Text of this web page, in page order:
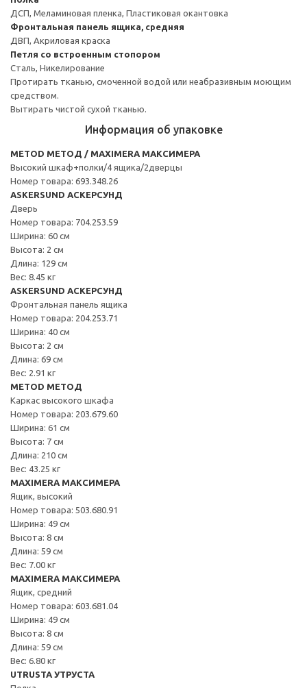
ДСП, Меламиновая пленка, Пластиковая окантовка
Фронтальная панель ящика, средняя
ДВП, Акриловая краска
Петля со встроенным стопором
Сталь, Никелирование
Протирать тканью, смоченной водой или неабразивным моющим
средством.
Вытирать чистой сухой тканью.
Информация об упаковке
METOD МЕТОД / MAXIMERA МАКСИМЕРА
Высокий шкаф+полки/4 ящика/2дверцы
Номер товара: 693.348.26
ASKERSUND АСКЕРСУНД
Дверь
Номер товара: 704.253.59
Ширина: 60 см
Высота: 2 см
Длина: 129 см
Вес: 8.45 кг
ASKERSUND АСКЕРСУНД
Фронтальная панель ящика
Номер товара: 204.253.71
Ширина: 40 см
Высота: 2 см
Длина: 69 см
Вес: 2.91 кг
METOD МЕТОД
Каркас высокого шкафа
Номер товара: 203.679.60
Ширина: 61 см
Высота: 7 см
Длина: 210 см
Вес: 43.25 кг
MAXIMERA МАКСИМЕРА
Ящик, высокий
Номер товара: 503.680.91
Ширина: 49 см
Высота: 8 см
Длина: 59 см
Вес: 7.00 кг
MAXIMERA МАКСИМЕРА
Ящик, средний
Номер товара: 603.681.04
Ширина: 49 см
Высота: 8 см
Длина: 59 см
Вес: 6.80 кг
UTRUSTA УТРУСТА